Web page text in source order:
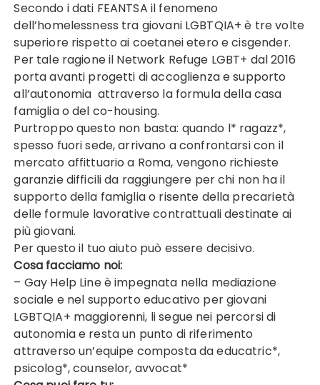
Secondo i dati FEANTSA il fenomeno
dell’homelessness tra giovani LGBTQIA+ è tre volte
superiore rispetto ai coetanei etero e cisgender.
Per tale ragione il Network Refuge LGBT+ dal 2016
porta avanti progetti di accoglienza e supporto
all’autonomia attraverso la formula della casa
famiglia o del co-housing.
Purtroppo questo non basta: quando l* ragazz*,
spesso fuori sede, arrivano a confrontarsi con il
mercato affittuario a Roma, vengono richieste
garanzie difficili da raggiungere per chi non ha il
supporto della famiglia o risente della precarietà
delle formule lavorative contrattuali destinate ai
più giovani.
Per questo il tuo aiuto può essere decisivo.
Cosa facciamo noi:
– Gay Help Line è impegnata nella mediazione
sociale e nel supporto educativo per giovani
LGBTQIA+ maggiorenni, li segue nei percorsi di
autonomia e resta un punto di riferimento
attraverso un’equipe composta da educatric*,
psicolog*, counselor, avvocat*